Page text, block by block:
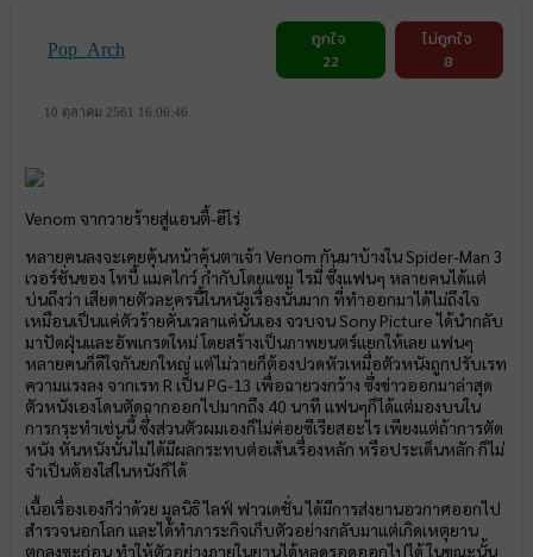
Pop_Arch
ถูกใจ
22
ไม่ถูกใจ
8
10 ตุลาคม 2561 16:06:46
Venom จากวายร้ายสู่แอนตี้-ฮีโร่
หลายคนลงจะเคยคุ้นหน้าคุ้นตาเจ้า Venom กันมาบ้างใน Spider-Man 3
เวอร์ชั่นของ โทบี้ แมคไกว์ กำกับโดยแซม ไรมี่ ซึ่งแฟนๆ หลายคนได้แต่
บ่นถึงว่า เสียดายตัวละครนี้ในหนังเรื่องนั้นมาก ที่ทำออกมาได้ไม่ถึงใจ
เหมือนเป็นแค่ตัวร้ายคั่นเวลาแค่นั้นเอง จวบจน Sony Picture ได้นำกลับ
มาปัดฝุ่นและอัพเกรดใหม่ โดยสร้างเป็นภาพยนตร์แยกให้เลย แฟนๆ
หลายคนก็ดีใจกันยกใหญ่ แต่ไม่วายก็ต้องปวดหัวเหมื่อตัวหนังถูกปรับเรท
ความแรงลง จากเรท R เป็น PG-13 เพื่อฉายวงกว้าง ซึ่งข่าวออกมาล่าสุด
ตัวหนังเองโดนตัดฉากออกไปมากถึง 40 นาที แฟนๆก็ได้แต่มองบนใน
การกระทำเช่นนี้ ซึ่งส่วนตัวผมเองก็ไม่ค่อยซีเรียสอะไร เพียงแต่ถ้าการตัด
หนัง หั่นหนังนั้นไม่ได้มีผลกระทบต่อเส้นเรื่องหลัก หรือประเด็นหลัก ก็ไม่
จำเป็นต้องใส่ในหนังก็ได้
เนื้อเรื่องเองก็ว่าด้วย มูลนิธิ ไลฟ์ ฟาวเดชั่น ได้มีการส่งยานอวกาศออกไป
สำรวจนอกโลก และได้ทำภาระกิจเก็บตัวอย่างกลับมาแต่เกิดเหตุยาน
ตกลงซะก่อน ทำให้ตัวอย่างภายในยานได้หลุดรอดออกไปได้ ในขณะนั้น